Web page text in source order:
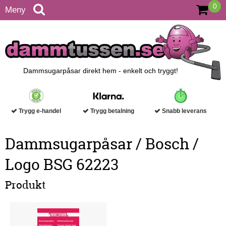
Meny 0
Dammsugarpåsar direkt hem - enkelt och tryggt!
Trygg e-handel Trygg betalning Snabb leverans
Dammsugarpåsar / Bosch /
Logo BSG 62223
Produkt